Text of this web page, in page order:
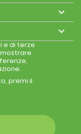


e di terze
premi il